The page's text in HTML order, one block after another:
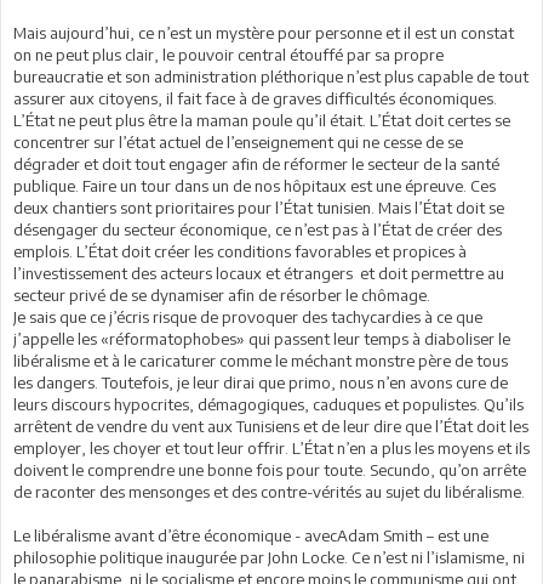
Mais aujourd’hui, ce n’est un mystère pour personne et il est un constat
on ne peut plus clair, le pouvoir central étouffé par sa propre
bureaucratie et son administration pléthorique n’est plus capable de tout
assurer aux citoyens, il fait face à de graves difficultés économiques.
L’État ne peut plus être la maman poule qu’il était. L’État doit certes se
concentrer sur l’état actuel de l’enseignement qui ne cesse de se
dégrader et doit tout engager afin de réformer le secteur de la santé
publique. Faire un tour dans un de nos hôpitaux est une épreuve. Ces
deux chantiers sont prioritaires pour l’État tunisien. Mais l’État doit se
désengager du secteur économique, ce n’est pas à l’État de créer des
emplois. L’État doit créer les conditions favorables et propices à
l’investissement des acteurs locaux et étrangers et doit permettre au
secteur privé de se dynamiser afin de résorber le chômage.
Je sais que ce j’écris risque de provoquer des tachycardies à ce que
j’appelle les «réformatophobes» qui passent leur temps à diaboliser le
libéralisme et à le caricaturer comme le méchant monstre père de tous
les dangers. Toutefois, je leur dirai que primo, nous n’en avons cure de
leurs discours hypocrites, démagogiques, caduques et populistes. Qu’ils
arrêtent de vendre du vent aux Tunisiens et de leur dire que l’État doit les
employer, les choyer et tout leur offrir. L’État n’en a plus les moyens et ils
doivent le comprendre une bonne fois pour toute. Secundo, qu’on arrête
de raconter des mensonges et des contre-vérités au sujet du libéralisme.
Le libéralisme avant d’être économique - avecAdam Smith – est une
philosophie politique inaugurée par John Locke. Ce n’est ni l’islamisme, ni
le panarabisme, ni le socialisme et encore moins le communisme qui ont